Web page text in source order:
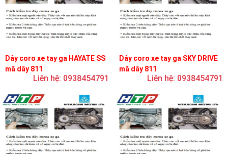
Dây coro xe tay ga HAYATE SS
mã dây 811
Liên hệ: 0938454791
Dây coro xe tay ga SKY DRIVE
mã dây 811
Liên hệ: 0938454791